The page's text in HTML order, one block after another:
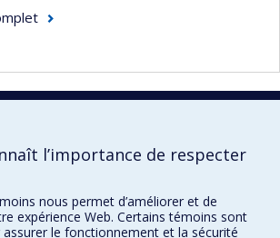
aidants. Son travail et ses études
lieu à des programmes de formation
infirmière de l'Université de Montréal.
postdoctoral de style recherche-
une continuité de son sujet doctoral et
sur la clientèle âgée atteinte de
Sainte-Catherine
1A8
l’importance de respecter
nous permet d’améliorer et de
expérience Web. Certains témoins sont
le fonctionnement et la sécurité